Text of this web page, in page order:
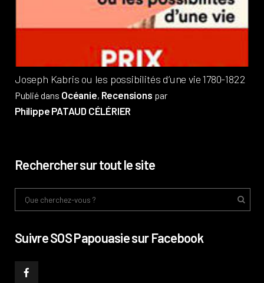
Joseph Kabris ou les possibilités d’une vie 1780-1822
Publié dans Océanie, Recensions par
Philippe PATAUD CÉLÉRIER
Rechercher sur tout le site
Suivre SOS Papouasie sur Facebook